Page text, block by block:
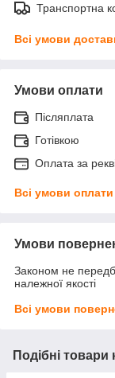
Транспортна
Всі умови
Умови оплати
Післяплата
Готівкою
Оплата за
Всі умови оплати
Умови
Законом не
належної якості
Всі умови
Подібні товари